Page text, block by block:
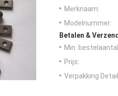
Merknaam:
Modelnummer:
Betalen &
Min.
Prijs:
Verpakking